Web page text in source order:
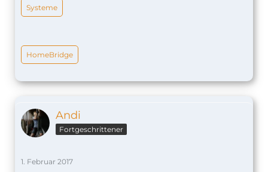
Systeme
HomeBridge
Andi
Fortgeschrittener
1. Februar 2017